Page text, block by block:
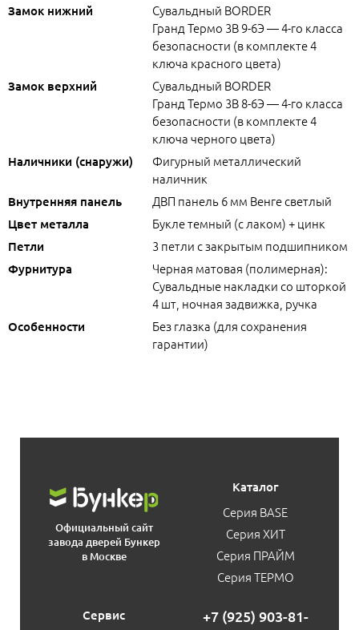
Замок нижний
Сувальдный BORDER
Гранд Термо 3В 9-6Э — 4-го класса
безопасности (в комплекте 4
ключа красного цвета)
Замок верхний
Сувальдный BORDER
Гранд Термо 3В 8-6Э — 4-го класса
безопасности (в комплекте 4
ключа черного цвета)
Наличники (снаружи)
Фигурный металлический
наличник
Внутренняя панель ДВП панель 6 мм Венге светлый
Цвет металла Букле темный (с лаком) + цинк
Петли 3 петли с закрытым подшипником
Фурнитура
Черная матовая (полимерная):
Сувальдные накладки со шторкой
4 шт, ночная задвижка, ручка
Особенности
Без глазка (для сохранения
гарантии)
Официальный сайт
завода дверей Бункер
в Москве
Каталог
Серия BASE
Серия ХИТ
Серия ПРАЙМ
Серия ТЕРМО
Сервис
+7 (925) 903-81-